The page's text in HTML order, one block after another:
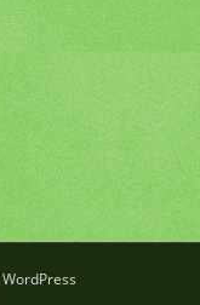
WordPress